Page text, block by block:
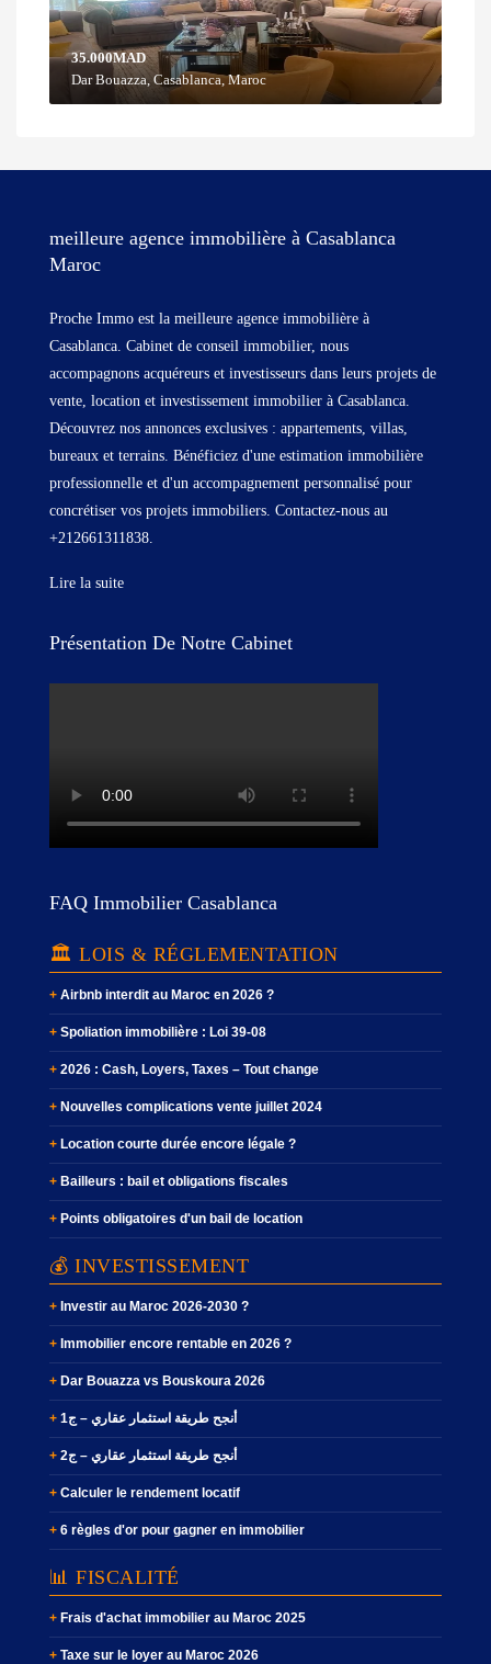
35.000MAD
Dar Bouazza, Casablanca, Maroc
meilleure agence immobilière à Casablanca
Maroc
Proche Immo est la meilleure agence immobilière à
Casablanca. Cabinet de conseil immobilier, nous
accompagnons acquéreurs et investisseurs dans leurs projets de
vente, location et investissement immobilier à Casablanca.
Découvrez nos annonces exclusives : appartements, villas,
bureaux et terrains. Bénéficiez d'une estimation immobilière
professionnelle et d'un accompagnement personnalisé pour
concrétiser vos projets immobiliers. Contactez-nous au
+212661311838.
Lire la suite
Présentation De Notre Cabinet
FAQ Immobilier Casablanca
🏛️ LOIS & RÉGLEMENTATION
Airbnb interdit au Maroc en 2026 ?
Spoliation immobilière : Loi 39-08
2026 : Cash, Loyers, Taxes – Tout change
Nouvelles complications vente juillet 2024
Location courte durée encore légale ?
Bailleurs : bail et obligations fiscales
Points obligatoires d'un bail de location
💰 INVESTISSEMENT
Investir au Maroc 2026-2030 ?
Immobilier encore rentable en 2026 ?
Dar Bouazza vs Bouskoura 2026
أنجح طريقة استثمار عقاري – ج1
أنجح طريقة استثمار عقاري – ج2
Calculer le rendement locatif
6 règles d'or pour gagner en immobilier
📊 FISCALITÉ
Frais d'achat immobilier au Maroc 2025
Taxe sur le loyer au Maroc 2026